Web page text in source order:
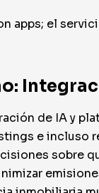
apps; el
de IA y
e incluso
sobre